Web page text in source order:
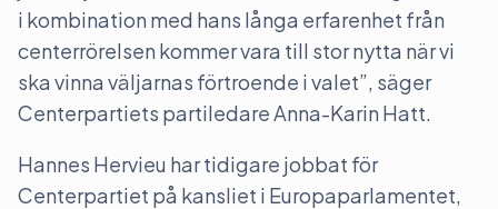
i kombination med hans långa erfarenhet från
centerrörelsen kommer vara till stor nytta när vi
ska vinna väljarnas förtroende i valet”, säger
Centerpartiets partiledare Anna-Karin Hatt.
Hannes Hervieu har tidigare jobbat för
Centerpartiet på kansliet i Europaparlamentet,